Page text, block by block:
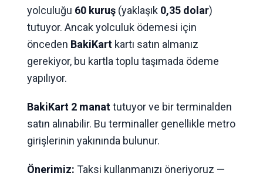
yolculuğu 60 kuruş (yaklaşık 0,35 dolar)
tutuyor. Ancak yolculuk ödemesi için
önceden BakiKart kartı satın almanız
gerekiyor, bu kartla toplu taşımada ödeme
yapılıyor.
BakiKart 2 manattutuyor ve bir terminalden
satın alınabilir. Bu terminaller genellikle metro
girişlerinin yakınında bulunur.
Önerimiz: Taksi kullanmanızı öneriyoruz —